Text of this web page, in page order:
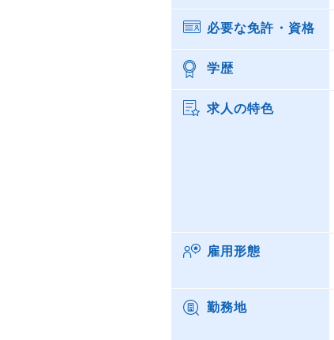
必要な免許・資格
学歴
求人の特色
雇用形態
勤務地